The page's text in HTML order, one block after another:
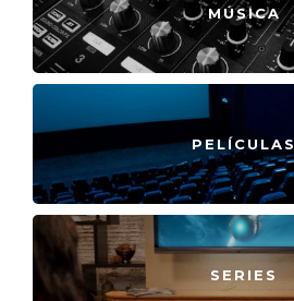
MÚSICA
PELÍCULAS
SERIES